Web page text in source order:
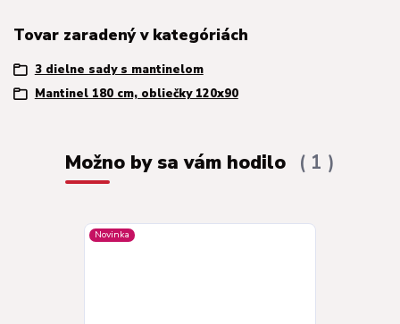
Tovar zaradený v kategóriách
3 dielne sady s mantinelom
Mantinel 180 cm, obliečky 120x90
Možno by sa vám hodilo 1
Novinka